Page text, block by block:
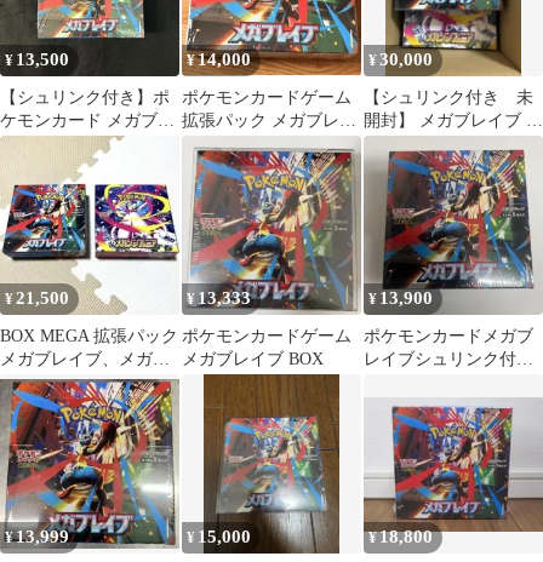
¥ 13,500
【シュリンク付き】ポ
ケモンカード メガブレ
イブ 1BOX
¥14,000
ポケモンカードゲーム
拡張パック メガブレイ
ブ シュリンク付
¥30,000
【シュリンク付き 未
開封】 メガブレイブ メ
ガシンフォニア
¥21,500
BOX MEGA 拡張パック
メガブレイブ、メガシ
ンフォニア
¥ 13,333
ポケモンカードゲーム
メガブレイブ BOX
¥ 13,900
ポケモンカードメガブ
レイブシュリンク付き1
¥13,999 ¥ 15,000 ¥18,800